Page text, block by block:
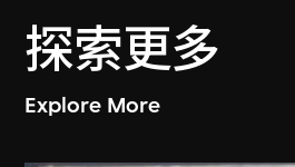
探索更多
Explore More